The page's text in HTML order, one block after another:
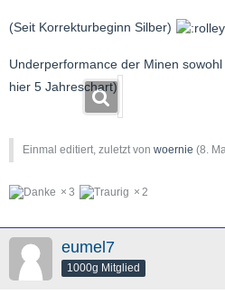
(Seit Korrekturbeginn Silber)
Underperformance der Minen
hier 5 Jahreschart)
Einmal editiert, zuletzt von woernie (8.
3 2
eumel7
1000g Mitglied